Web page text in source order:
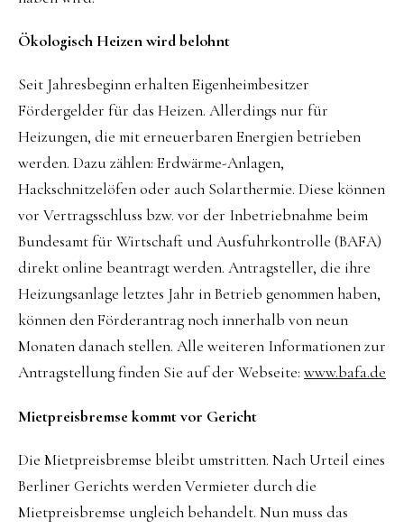
Ökologisch Heizen wird belohnt
Seit Jahresbeginn erhalten Eigenheimbesitzer
Fördergelder für das Heizen. Allerdings nur für
Heizungen, die mit erneuerbaren Energien betrieben
werden. Dazu zählen: Erdwärme-Anlagen,
Hackschnitzelöfen oder auch Solarthermie. Diese können
vor Vertragsschluss bzw. vor der Inbetriebnahme beim
Bundesamt für Wirtschaft und Ausfuhrkontrolle (BAFA)
direkt online beantragt werden. Antragsteller, die ihre
Heizungsanlage letztes Jahr in Betrieb genommen haben,
können den Förderantrag noch innerhalb von neun
Monaten danach stellen. Alle weiteren Informationen zur
Antragstellung finden Sie auf der Webseite: www.bafa.de
Mietpreisbremse kommt vor Gericht
Die Mietpreisbremse bleibt umstritten. Nach Urteil eines
Berliner Gerichts werden Vermieter durch die
Mietpreisbremse ungleich behandelt. Nun muss das